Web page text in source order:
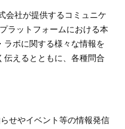
会社が提供するコミュニケ
ラットフォームにおける本
ラボに関する様々な情報を
伝えるとともに、各種問合
せやイベント等の情報発信